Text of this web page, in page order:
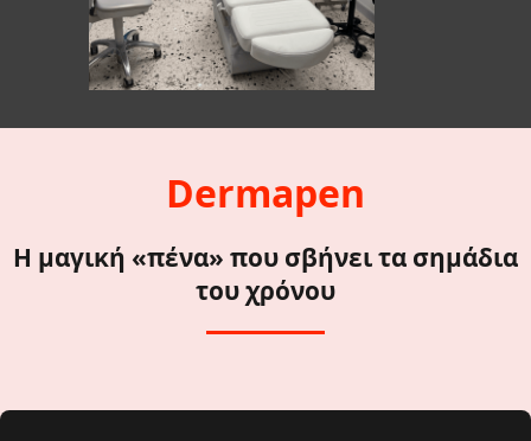
Dermapen
Η μαγική «πένα» που σβήνει τα σημάδια
του χρόνου